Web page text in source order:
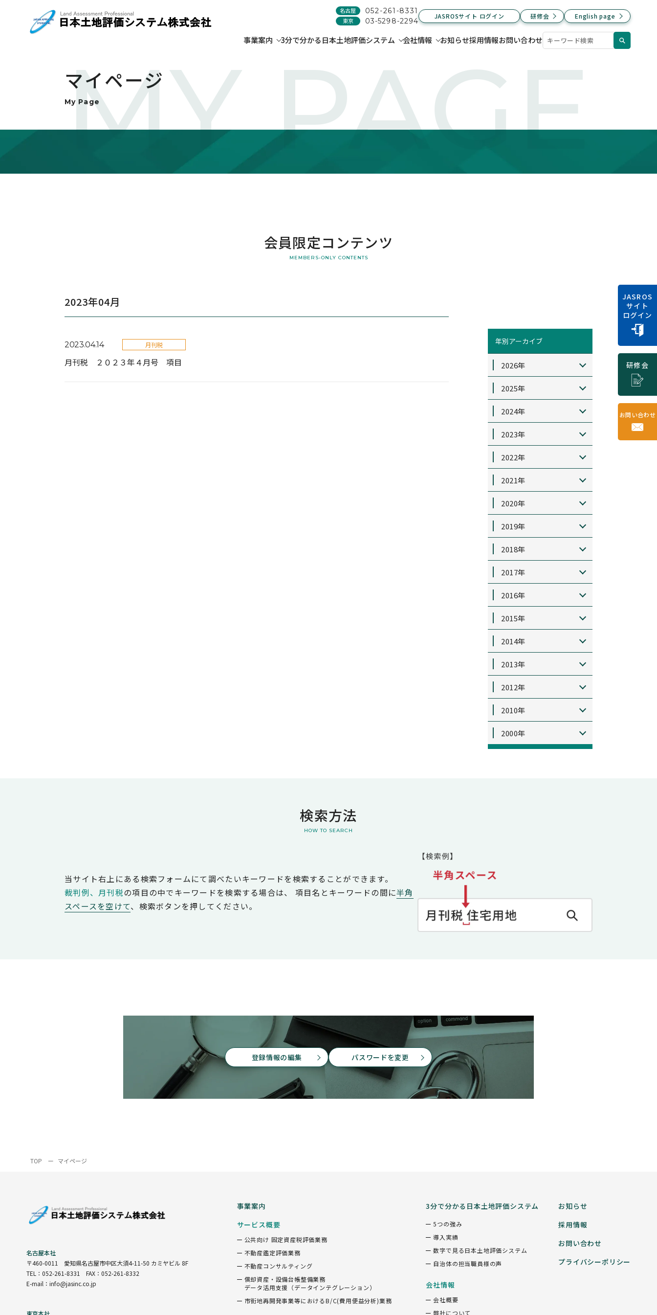
名古屋 052-261-8331
東京 03-5298-2294
JASROSサイト ログイン 研修会 English page
事業案内 3分で分かる日本土地評価システム 会社情報 お知らせ採用情報お問い合わせ
JASROS
サイト
ログイン
研修会
お問い合わせ
MY PAGE
マイページ
My Page
会員限定コンテンツ
MEMBERS-ONLY CONTENTS
2023年04月
2023.04.14 月刊税
月刊税 ２０２３年４月号 項目
年別アーカイブ
2026年
2025年
2024年
2023年
2022年
2021年
2020年
2019年
2018年
2017年
2016年
2015年
2014年
2013年
2012年
2010年
2000年
検索方法
HOW TO SEARCH
当サイト右上にある検索フォームにて調べたいキーワードを検索することができます。
裁判例、月刊税の項目の中でキーワードを検索する場合は、 項目名とキーワードの間に半角
スペースを空けて、検索ボタンを押してください。
登録情報の編集 パスワードを変更
TOP ー マイページ
名古屋本社
〒460-0011 愛知県名古屋市中区大須4-11-50 カミヤビル 8F
TEL：052-261-8331 FAX：052-261-8332
E-mail：info@jasinc.co.jp
東京本社
事業案内
サービス概要
公共向け 固定資産税評価業務
不動産鑑定評価業務
不動産コンサルティング
償却資産・設備台帳整備業務
データ活用支援（データインテグレーション）
市街地再開発事業等におけるB/C(費用便益分析)業務
3分で分かる日本土地評価システム
5つの強み
導入実績
数字で見る日本土地評価システム
自治体の担当職員様の声
会社情報
会社概要
弊社について
お知らせ
採用情報
お問い合わせ
プライバシーポリシー